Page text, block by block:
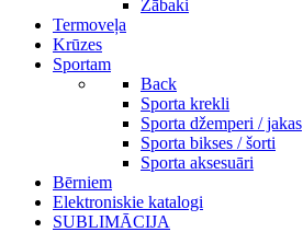
Zābaki
Termoveļa
Krūzes
Sportam
Back
Sporta krekli
Sporta džemperi / jakas
Sporta bikses / šorti
Sporta aksesuāri
Bērniem
Elektroniskie katalogi
SUBLIMĀCIJA